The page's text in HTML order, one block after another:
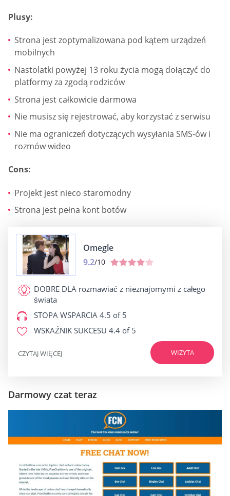
Plusy:
Strona jest zoptymalizowana pod kątem urządzeń
mobilnych
Nastolatki powyżej 13 roku życia mogą dołączyć do
platformy za zgodą rodziców
Strona jest całkowicie darmowa
Nie musisz się rejestrować, aby korzystać z serwisu
Nie ma ograniczeń dotyczących wysyłania SMS-ów i
rozmów wideo
Cons:
Projekt jest nieco staromodny
Strona jest pełna kont botów
Omegle
9.2/10
DOBRE DLA rozmawiać z nieznajomymi z całego
świata
STOPA WSPARCIA 4.5 of 5
WSKAŹNIK SUKCESU 4.4 of 5
WIZYTA
CZYTAJ WIĘCEJ
Darmowy czat teraz